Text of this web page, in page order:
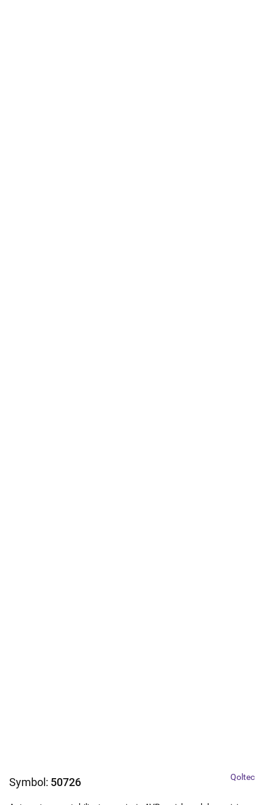
Symbol: 50726 Qoltec